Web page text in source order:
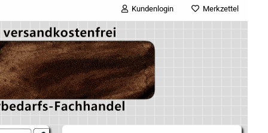
Kundenlogin
E-Mail
Passwort
Merkzettel